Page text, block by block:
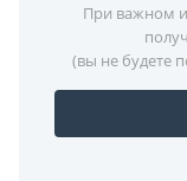
При важном
(вы не будете